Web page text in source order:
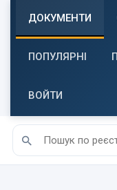
ДОКУМЕНТИ
ПОПУЛЯРНІ
ВОЙТИ